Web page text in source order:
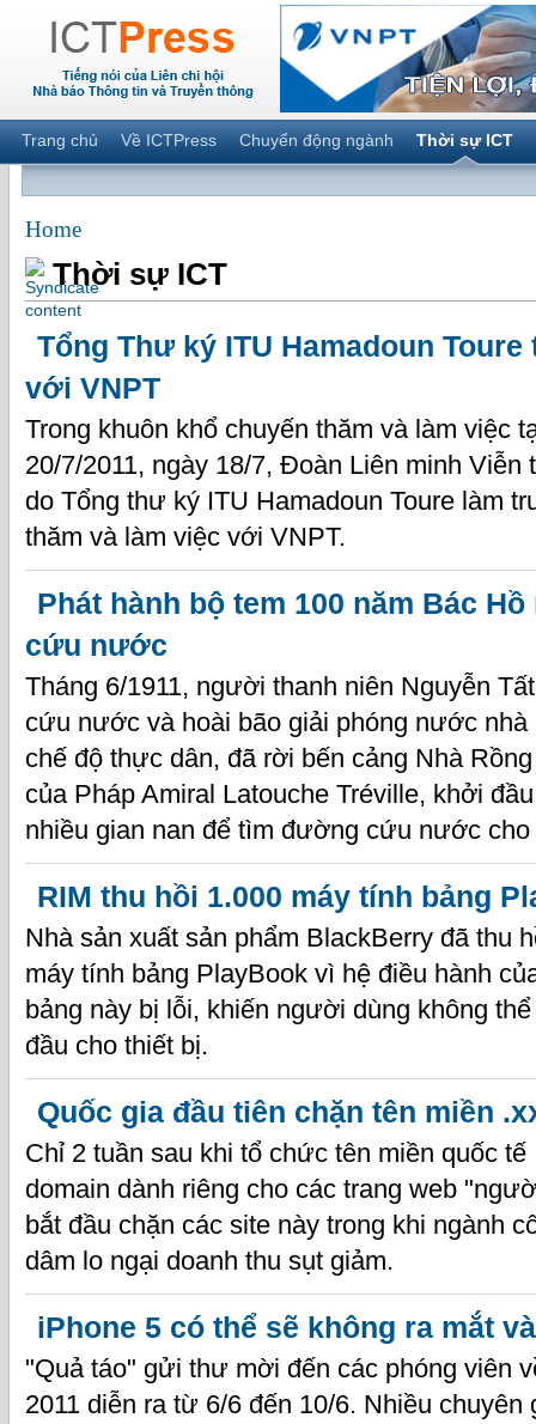
Trang chủ Về ICTPress Chuyển động ngành Thời sự ICT
Home
Thời sự ICT
Tổng Thư ký ITU Hamadoun
với VNPT
Trong khuôn khổ chuyến thăm và làm việc
20/7/2011, ngày 18/7, Đoàn Liên minh Viễn
do Tổng thư ký ITU Hamadoun Toure làm
thăm và làm việc với VNPT.
Phát hành bộ tem 100 năm Bác
cứu nước
Tháng 6/1911, người thanh niên Nguyễn
cứu nước và hoài bão giải phóng nước nhà
chế độ thực dân, đã rời bến cảng Nhà
của Pháp Amiral Latouche Tréville, khởi
nhiều gian nan để tìm đường cứu nước
RIM thu hồi 1.000 máy tính bảng
Nhà sản xuất sản phẩm BlackBerry đã thu
máy tính bảng PlayBook vì hệ điều hành
bảng này bị lỗi, khiến người dùng không
đầu cho thiết bị.
Quốc gia đầu tiên chặn tên miền
Chỉ 2 tuần sau khi tổ chức tên miền quốc
domain dành riêng cho các trang web
bắt đầu chặn các site này trong khi ngành
dâm lo ngại doanh thu sụt giảm.
iPhone 5 có thể sẽ không ra mắt
"Quả táo" gửi thư mời đến các phóng viên
2011 diễn ra từ 6/6 đến 10/6. Nhiều chuyên